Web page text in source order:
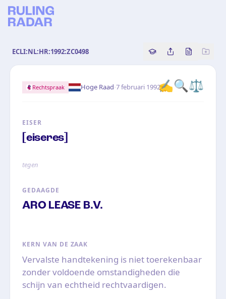
ECLI:NL:HR:1992:ZC0498 Copy source
Share this
Bekijk
✍️🔍⚖️
Rechtspraak Hoge Raad·7 februari 1992
EISER
[eiseres]
tegen
GEDAAGDE
ARO LEASE B.V.
KERN VAN DE ZAAK
Vervalste handtekening is niet toerekenbaar
zonder voldoende omstandigheden die
schijn van echtheid rechtvaardigen.